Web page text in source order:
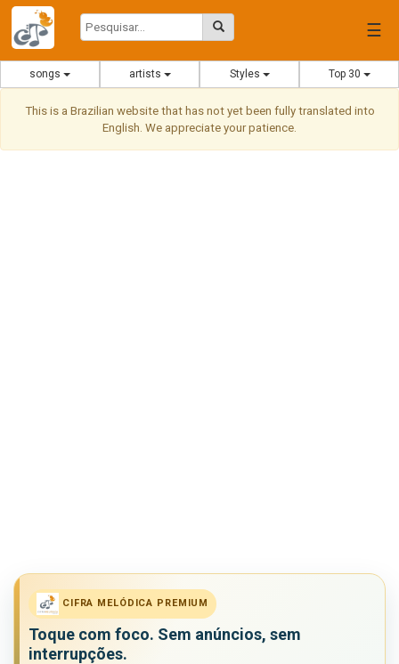
☰
songs artists Styles Top 30
This is a Brazilian website that has not yet been fully translated into
English. We appreciate your patience.
CIFRA MELÓDICA PREMIUM
Toque com foco. Sem anúncios, sem
interrupções.